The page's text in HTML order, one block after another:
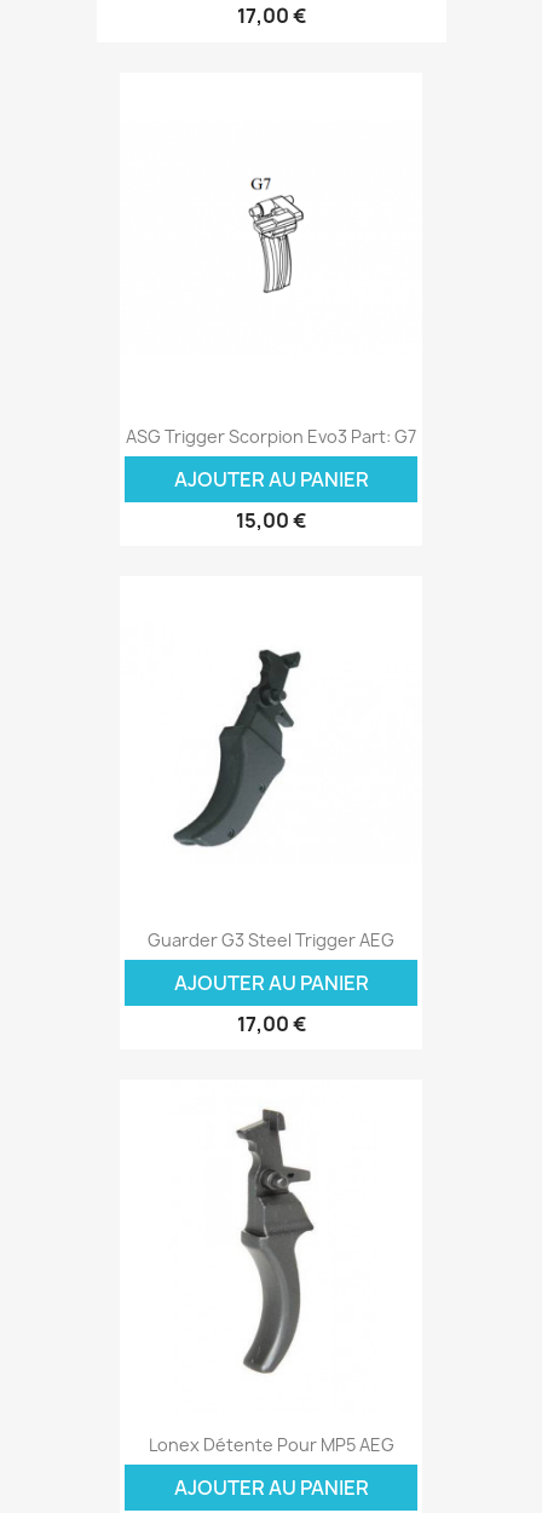
17,00 €
ASG Trigger Scorpion Evo3 Part: G7
AJOUTER AU PANIER
15,00 €
Guarder G3 Steel Trigger AEG
AJOUTER AU PANIER
17,00 €
Lonex Détente Pour MP5 AEG
AJOUTER AU PANIER